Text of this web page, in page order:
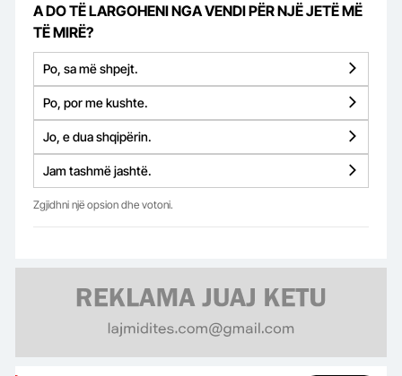
A DO TË LARGOHENI NGA VENDI PËR NJË JETË MË
TË MIRË?
Po, sa më shpejt.
Po, por me kushte.
Jo, e dua shqipërin.
Jam tashmë jashtë.
Zgjidhni një opsion dhe votoni.